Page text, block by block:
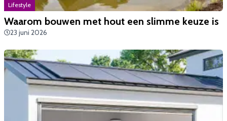
Lifestyle
Waarom bouwen met hout een slimme keuze is
23 juni 2026